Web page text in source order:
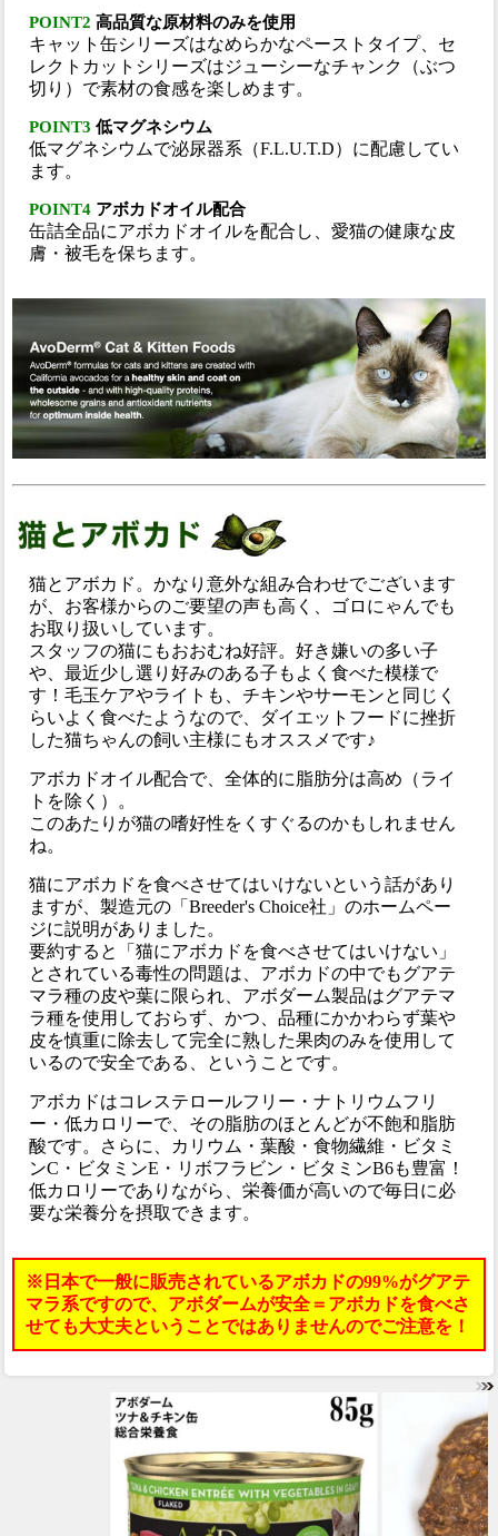
POINT2 高品質な原材料のみを使用
キャット缶シリーズはなめらかなペーストタイプ、セ
レクトカットシリーズはジューシーなチャンク（ぶつ
切り）で素材の食感を楽しめます。
POINT3 低マグネシウム
低マグネシウムで泌尿器系（F.L.U.T.D）に配慮してい
ます。
POINT4 アボカドオイル配合
缶詰全品にアボカドオイルを配合し、愛猫の健康な皮
膚・被毛を保ちます。
猫とアボカド。かなり意外な組み合わせでございます
が、お客様からのご要望の声も高く、ゴロにゃんでも
お取り扱いしています。
スタッフの猫にもおおむね好評。好き嫌いの多い子
や、最近少し選り好みのある子もよく食べた模様で
す！毛玉ケアやライトも、チキンやサーモンと同じく
らいよく食べたようなので、ダイエットフードに挫折
した猫ちゃんの飼い主様にもオススメです♪
アボカドオイル配合で、全体的に脂肪分は高め（ライ
トを除く）。
このあたりが猫の嗜好性をくすぐるのかもしれません
ね。
猫にアボカドを食べさせてはいけないという話があり
ますが、製造元の「Breeder's Choice社」のホームペー
ジに説明がありました。
要約すると「猫にアボカドを食べさせてはいけない」
とされている毒性の問題は、アボカドの中でもグアテ
マラ種の皮や葉に限られ、アボダーム製品はグアテマ
ラ種を使用しておらず、かつ、品種にかかわらず葉や
皮を慎重に除去して完全に熟した果肉のみを使用して
いるので安全である、ということです。
アボカドはコレステロールフリー・ナトリウムフリ
ー・低カロリーで、その脂肪のほとんどが不飽和脂肪
酸です。さらに、カリウム・葉酸・食物繊維・ビタミ
ンC・ビタミンE・リボフラビン・ビタミンB6も豊富！
低カロリーでありながら、栄養価が高いので毎日に必
要な栄養分を摂取できます。
※日本で一般に販売されているアボカドの99%がグアテ
マラ系ですので、アボダームが安全＝アボカドを食べさ
せても大丈夫ということではありませんのでご注意を！